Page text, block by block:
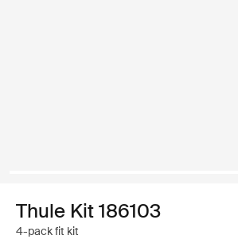
Thule Kit 186103
4-pack fit kit